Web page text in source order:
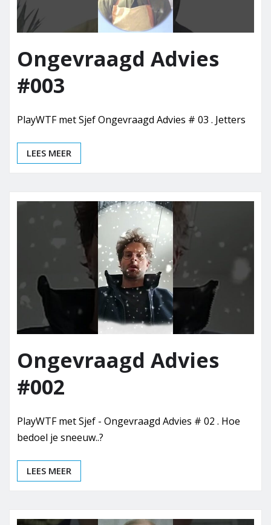
Ongevraagd Advies
#003
PlayWTF met Sjef Ongevraagd Advies # 03 . Jetters
LEES MEER
Ongevraagd Advies
#002
PlayWTF met Sjef - Ongevraagd Advies # 02 . Hoe
bedoel je sneeuw..?
LEES MEER